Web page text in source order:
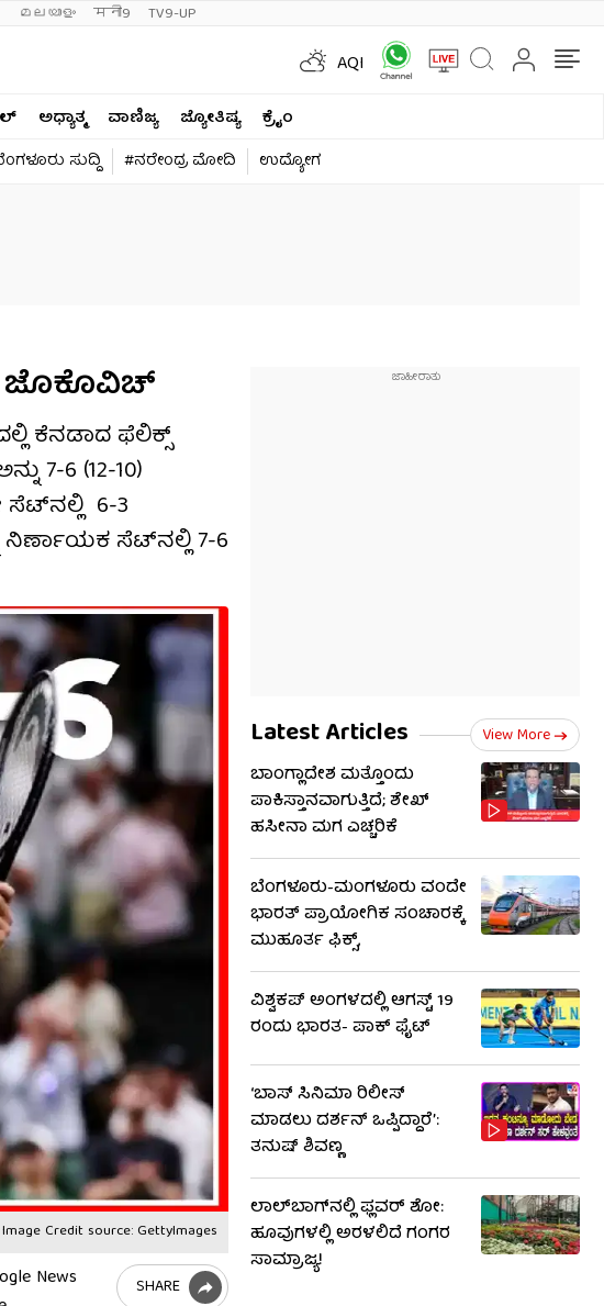
മലയാളം मनी9 TV9-UP
AQI
ಅಧ್ಯಾತ್ಮ ವಾಣಿಜ್ಯ ಜ್ಯೋತಿಷ್ಯ
ಕ್ರೈಂ
ಸುದ್ದಿ #ನರೇಂದ್ರ ಮೋದಿ ಉದ್ಯೋಗ
ಜೊಕೊವಿಚ್
ಕೆನಡಾದ ಫೆಲಿಕ್ಸ್
6 (12-10)
ಸೆಟ್​​ನಲ್ಲಿ 6-3
ನಿರ್ಣಾಯಕ ಸೆಟ್​​ನಲ್ಲಿ 7-6
Image Credit source: GettyImages
SHARE
Latest Articles View More
ಬಾಂಗ್ಲಾದೇಶ ಮತ್ತೊಂದು
ಪಾಕಿಸ್ತಾನವಾಗುತ್ತಿದೆ; ಶೇಖ್
ಹಸೀನಾ ಮಗ ಎಚ್ಚರಿಕೆ
ಬೆಂಗಳೂರು-ಮಂಗಳೂರು ವಂದೇ
ಭಾರತ್ ಪ್ರಾಯೋಗಿಕ ಸಂಚಾರಕ್ಕೆ
ಮುಹೂರ್ತ ಫಿಕ್ಸ್,
ವಿಶ್ವಕಪ್ ಅಂಗಳದಲ್ಲಿ ಆಗಸ್ಟ್ 19
ರಂದು ಭಾರತ- ಪಾಕ್ ಫೈಟ್
‘ಬಾಸ್ ಸಿನಿಮಾ ರಿಲೀಸ್
ಮಾಡಲು ದರ್ಶನ್ ಒಪ್ಪಿದ್ದಾರೆ’:
ತನುಷ್ ಶಿವಣ್ಣ
ಲಾಲ್‌ಬಾಗ್‌ನಲ್ಲಿ ಫ್ಲವರ್‌ ಶೋ:
ಹೂವುಗಳಲ್ಲಿ ಅರಳಲಿದೆ ಗಂಗರ
ಸಾಮ್ರಾಜ್ಯ!